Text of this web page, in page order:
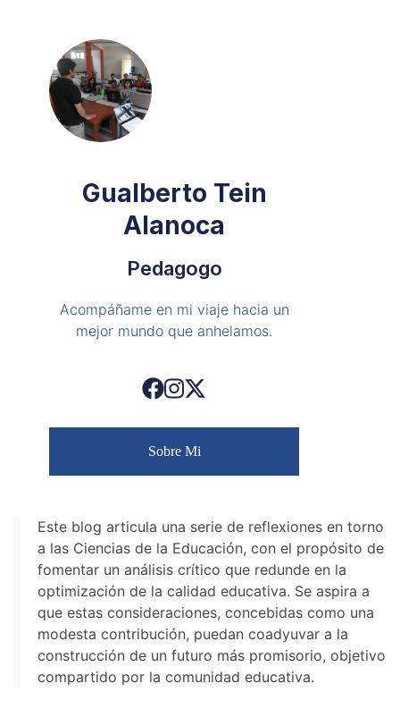
Gualberto Tein
Alanoca
Pedagogo
Acompáñame en mi viaje hacia un
mejor mundo que anhelamos.
Sobre Mi
Este blog articula una serie de reflexiones en torno
a las Ciencias de la Educación, con el propósito de
fomentar un análisis crítico que redunde en la
optimización de la calidad educativa. Se aspira a
que estas consideraciones, concebidas como una
modesta contribución, puedan coadyuvar a la
construcción de un futuro más promisorio, objetivo
compartido por la comunidad educativa.